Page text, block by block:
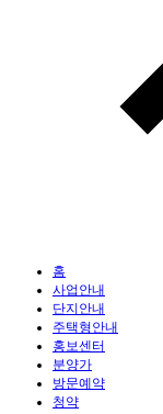
홈
사업안내
단지안내
주택형안내
홍보센터
분양가
방문예약
청약